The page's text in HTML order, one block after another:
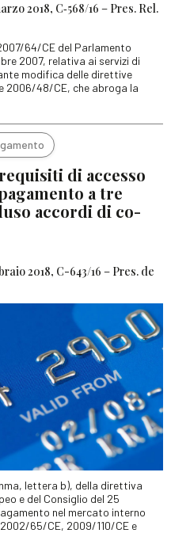
2018, C‑568/16 – Pres. Rel.
64/CE del Parlamento
2007, relativa ai servizi di
modifica delle direttive
2006/48/CE, che abroga la
di accesso
a tre
accordi di co-
2018, C-643/16 – Pres. de
lettera b), della direttiva
e del Consiglio del 25
nel mercato interno
65/CE, 2009/110/CE e